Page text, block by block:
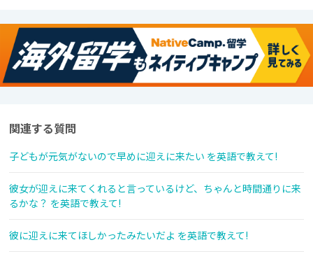
関連する質問
子どもが元気がないので早めに迎えに来たい を英語で教えて!
彼女が迎えに来てくれると言っているけど、ちゃんと時間通りに来
るかな？ を英語で教えて!
彼に迎えに来てほしかったみたいだよ を英語で教えて!